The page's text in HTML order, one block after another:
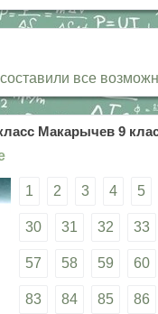
все
Макарычев 9
1 2 3 4 5
30 31 32 33
57 58 59 60
83 84 85 86